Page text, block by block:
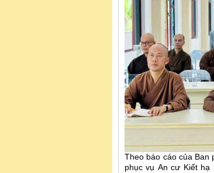
Theo báo cáo của Ban
phục vụ An cư Kiết